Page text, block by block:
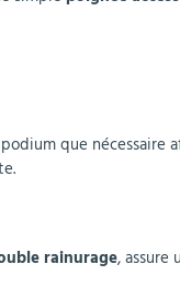
que nécessaire
rainurage, assure